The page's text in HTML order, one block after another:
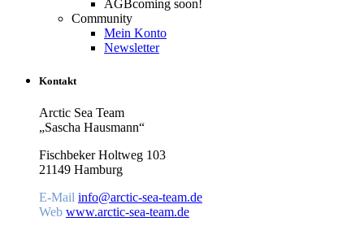
AGBcoming soon!
Community
Mein Konto
Newsletter
Kontakt
Arctic Sea Team
„Sascha Hausmann“
Fischbeker Holtweg 103
21149 Hamburg
E-Mail info@arctic-sea-team.de
Web www.arctic-sea-team.de